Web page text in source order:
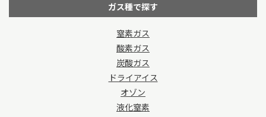
ガス種で探す
窒素ガス
酸素ガス
炭酸ガス
ドライアイス
オゾン
液化窒素